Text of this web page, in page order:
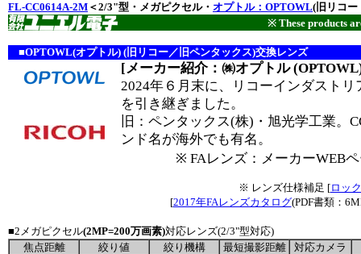
FL-CC0614A-2M ＜2/3"型・メガピクセル・ オプトル：OPTOWL(旧リコー
※ These products
■OPTOWL(オプトル) (旧リコー／旧ペンタックス)交換レンズ
[メーカー紹介：㈱オプトル
2024年６月末に、リコーインダスト
を引き継ぎました。
旧：ペンタックス(株)・旭光学工業。
ンド名が海外でも有名。
※ FAレンズ：メーカーWEBペ
※ レンズ仕様補足 [ロッ
[2017年FAレンズカタログ(PDF書類：
■2メガピクセル(2MP=200万画素)対応レンズ(2/3"型対応)
焦点距離
絞り値 絞り機構 最短撮影距離
対応カメラ